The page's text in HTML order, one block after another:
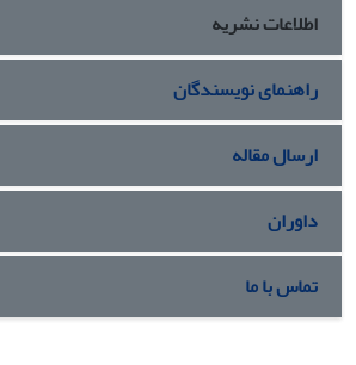
اطلاعات نشریه
راهنمای نویسندگان
ارسال مقاله
داوران
تماس با ما